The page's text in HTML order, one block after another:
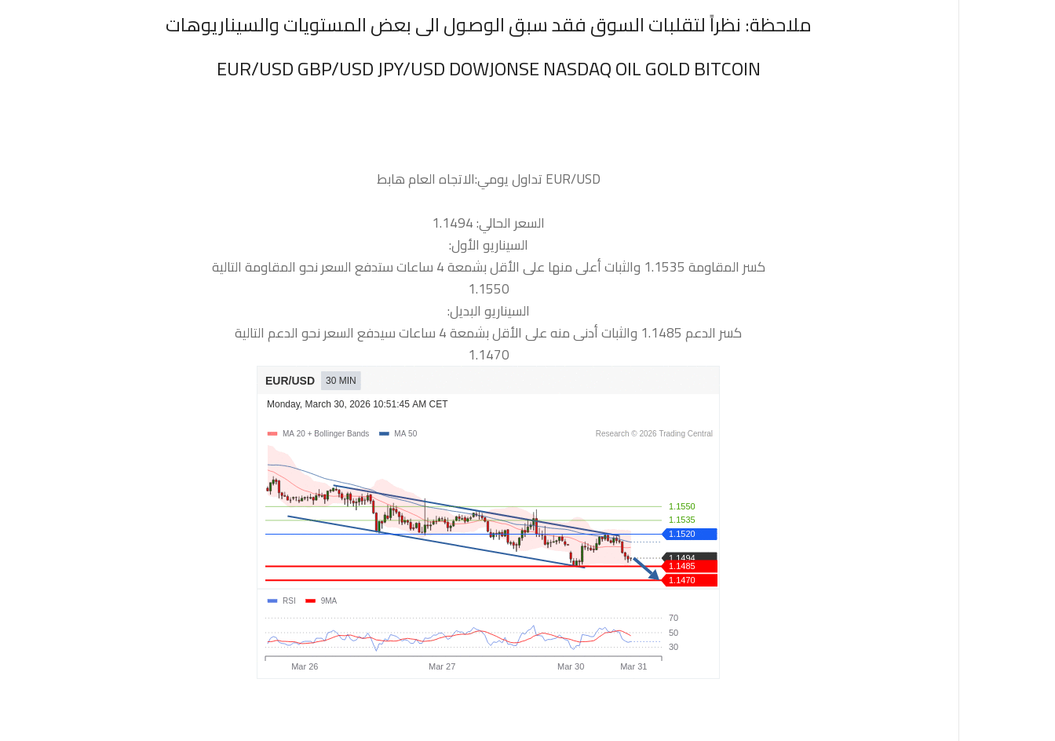
ملاحظة: نظراً لتقلبات السوق فقد سبق الوصول الى بعض المستويات والسيناريوهات
السعر الحالي: 1.1494
السيناريو الأول:
كسر المقاومة 1.1535 والثبات أعلى منها على الأقل بشمعة 4 ساعات ستدفع السعر نحو المقاومة التالية
1.1550
السيناريو البديل:
كسر الدعم 1.1485 والثبات أدنى منه على الأقل بشمعة 4 ساعات سيدفع السعر نحو الدعم التالية
1.1470